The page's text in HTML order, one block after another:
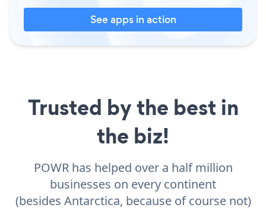
See apps in action
Trusted by the best in
the biz!
POWR has helped over a half million
businesses on every continent
(besides Antarctica, because of course not)